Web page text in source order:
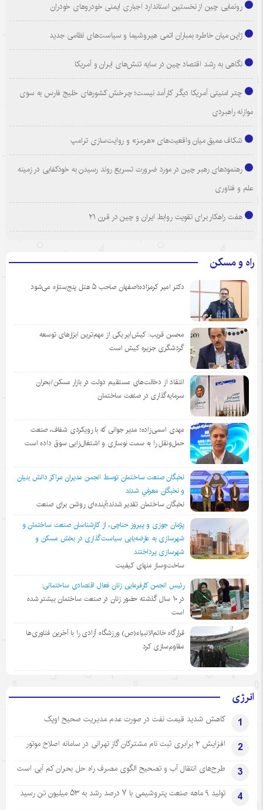
رونمایی چین از نخستین استاندارد اجباری ایمنی خودروهای خودران
ژاپن میان خاطره بمباران اتمی هیروشیما و سیاست‌های نظامی جدید
نگاهی به رشد اقتصاد چین در سایه تنش‌های ایران و آمریکا
چتر امنیتی آمریکا دیگر کارآمد نیست؛ چرخش کشورهای خلیج فارس به سوی
موازنه راهبردی
شکاف عمیق میان واقعیت‌های «هرمز» و روایت‌سازی ترامپ
رهنمودهای رهبر چین در مورد ضرورت تسریع روند رسیدن به خودکفایی در زمینه
علم و فناوری
هفت راهکار برای تقویت روابط ایران و چین در قرن ۲۱
راه و مسکن
دکتر امیر کرمزاده؛اصفهان صاحب ۵ هتل پنج‌ستاره می‌شود
محسن قریب: کیش‌ایر یکی از مهم‌ترین ابزارهای توسعه
گردشگری جزیره کیش است
انتقاد از دخالت‌های مستقیم دولت در بازار مسکن/بحران
سرمایه‌گذاری در صنعت ساختمان
مهدی اسمی‌زاده؛ مدیر جوانی که با رویکردی شفاف، صنعت
حمل‌ونقل را به سمت نوسازی و اشتغال‌زایی سوق داده است
نخبگان صنعت ساختمان توسط انجمن مديران مراكز دانش بنيان
و نخبگان معرفي شدند
نخبگان ساختمان تقدیر شدند؛آینده‌ای روشن برای صنعت
پژمان جوزی و پیروز حناچی، از کارشناسان صنعت ساختمان و
شهرسازی به عارضه‌یابی سیاست‌گذاری در بخش مسکن و
شهرسازی پرداختند
ساخت‌وساز منهای کیفیت
رئیس انجمن کارفرمایی زنان فعال اقتصادی ساختمانی:
در ١٠ سال گذشته حضور زنان در صنعت ساختمان بیشتر شده
است
قرارگاه خاتم‌الانبیاء(ص) ورزشگاه آزادی را با آخرین فناوری‌ها
مقاوم‌سازی کرد
انرژی
1 کاهش شدید قیمت نفت در صورت عدم مدیریت صحیح اوپک
2 افزایش ۲ برابری ثبت نام مشترکان گاز تهرانی‌ در سامانه اصلاح موتور
3 طرح‌های انتقال آب و تصحیح الگوی مصرف راه حل بحران کم آبی است
4 تولید ۹ ماهه صنعت پتروشیمی با ۷ درصد رشد به ۵۳ میلیون تن رسید